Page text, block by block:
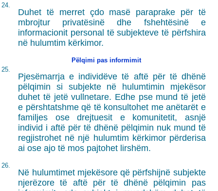
24.
Duhet të merret çdo masë paraprake për të
mbrojtur privatësinë dhe fshehtësinë e
informacionit personal të subjekteve të përfshira
në hulumtim kërkimor.
Pëlqimi pas informimit
25.
Pjesëmarrja e individëve të aftë për të dhënë
pëlqimin si subjekte në hulumtimin mjekësor
duhet të jetë vullnetare. Edhe pse mund të jetë
e përshtatshme që të konsultohet me anëtarët e
familjes ose drejtuesit e komunitetit, asnjë
individ i aftë për të dhënë pëlqimin nuk mund të
regjistrohet në një hulumtim kërkimor përderisa
ai ose ajo të mos pajtohet lirshëm.
26.
Në hulumtimet mjekësore që përfshijnë subjekte
njerëzore të aftë për të dhënë pëlqimin pas